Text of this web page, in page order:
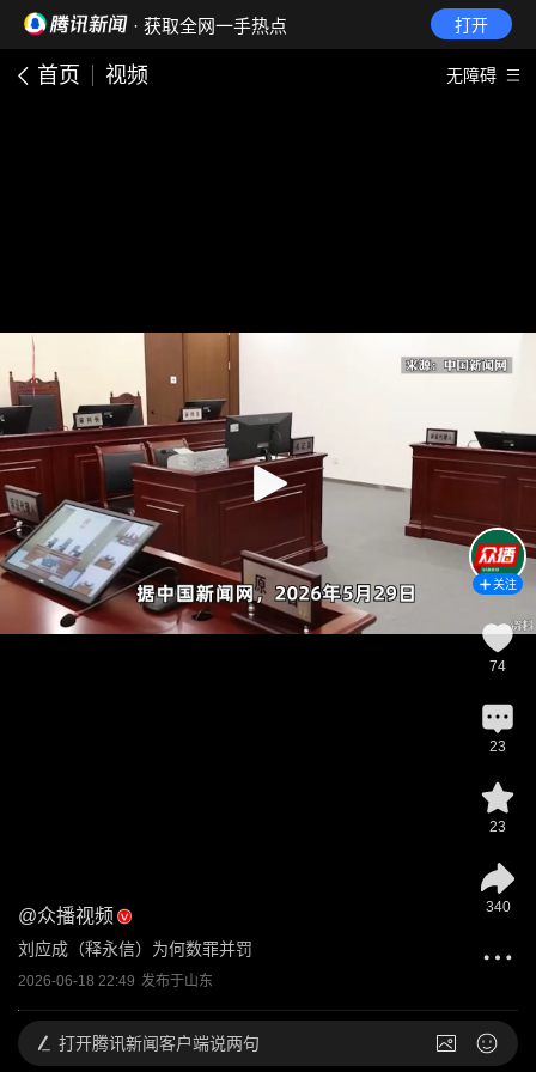
· 获取全网一手热点 打开
首页 视频 无障碍
@众播视频
刘应成（释永信）为何数罪并罚
2026-06-18 22:49 发布于山东
关注
74
23
23
340
打开腾讯新闻客户端说两句